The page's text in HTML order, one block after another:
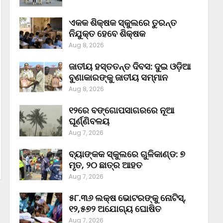
ଏକକ ଶିକ୍ଷକ ସ୍କୁଲରେ ତୁରନ୍ତ
ନିଯୁକ୍ତ ହେବେ ଶିକ୍ଷକ
Aug 8, 2026
ଜାତୀୟ ହସ୍ତତନ୍ତ ଦିବସ: ଦୁଇ ଓଡ଼ିଆ
ବୁଣାକାରଙ୍କୁ ଜାତୀୟ ସମ୍ମାନ
Aug 8, 2026
୧୨ରେ ବଙ୍ଗୋପସାଗରରେ ନୂଆ
ଘୂର୍ଣ୍ଣିବଳୟ
Aug 7, 2026
ବ୍ୟାଙ୍କକ ସ୍କୁଲରେ ଗୁଳିକାଣ୍ଡ: ୭
ମୃତ, ୨୦ ଛାତ୍ର ଆହତ
Aug 7, 2026
୫୮.୩୬ ଲକ୍ଷ ଭୋଟରଙ୍କୁ ନୋଟିସ୍‌,
୧୨,୫୭୨ ଅଯୋଗ୍ୟ ଘୋଷିତ
Aug 7, 2026